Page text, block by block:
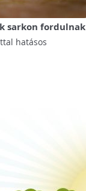
sarkon fordulnak
hatásos